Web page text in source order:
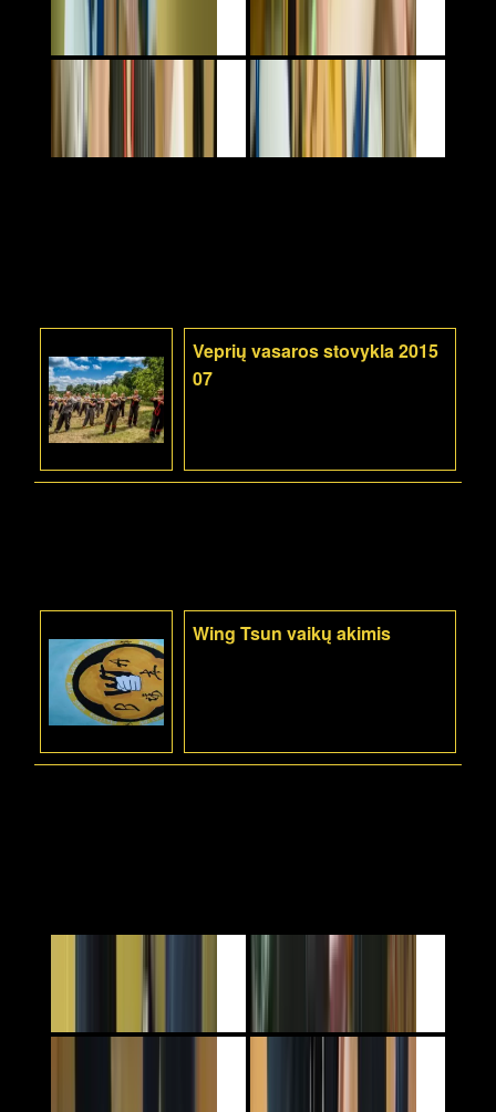
Veprių vasaros stovykla 2015
07
Wing Tsun vaikų akimis